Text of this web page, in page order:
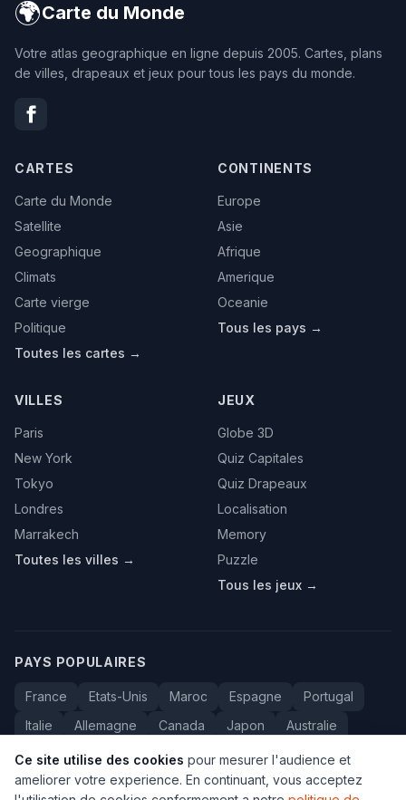
🌍Carte du Monde
Votre atlas geographique en ligne depuis 2005. Cartes, plans
de villes, drapeaux et jeux pour tous les pays du monde.
CARTES
Carte du Monde
Satellite
Geographique
Climats
Carte vierge
Politique
Toutes les cartes →
CONTINENTS
Europe
Asie
Afrique
Amerique
Oceanie
Tous les pays →
VILLES
Paris
New York
Tokyo
Londres
Marrakech
Toutes les villes →
JEUX
Globe 3D
Quiz Capitales
Quiz Drapeaux
Localisation
Memory
Puzzle
Tous les jeux →
PAYS POPULAIRES
France Etats-Unis Maroc Espagne
Portugal
Italie
Allemagne Canada Japon
Australie
Bresil
Algerie Tunisie Belgique Drapeaux
Ce site utilise des cookies pour mesurer l'audience et
ameliorer votre experience. En continuant, vous acceptez